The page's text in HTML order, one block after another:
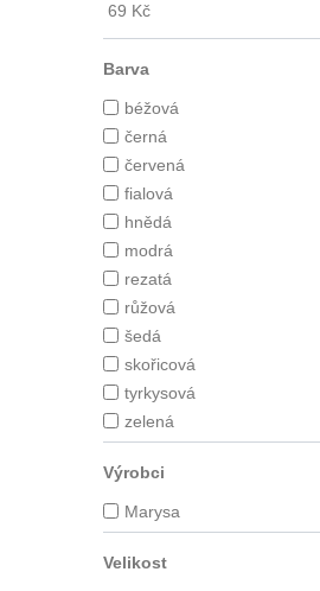
69 Kč
Barva
béžová
černá
červená
fialová
hnědá
modrá
rezatá
růžová
šedá
skořicová
tyrkysová
zelená
Výrobci
Marysa
Velikost